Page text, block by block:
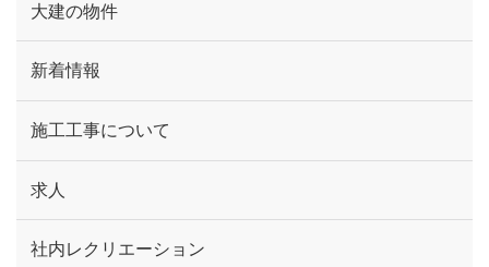
大建の物件
新着情報
施工工事について
求人
社内レクリエーション